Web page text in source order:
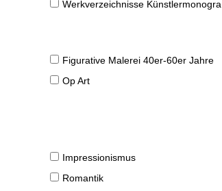
Werkverzeichnisse Künstlermonographien
Figurative Malerei 40er-60er Jahre
Op Art
Impressionismus
Romantik